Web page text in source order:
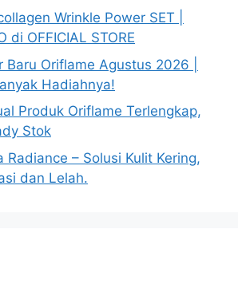
Wrinkle Power SET |
di OFFICIAL STORE
Baru Oriflame Agustus 2026 |
Hadiahnya!
Produk Oriflame Terlengkap,
Stok
Radiance – Solusi Kulit Kering,
dan Lelah.